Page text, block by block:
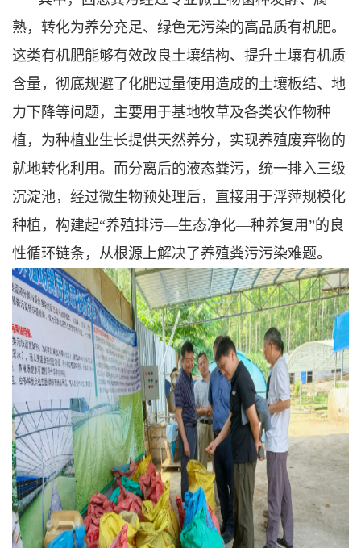
熟，转化为养分充足、绿色无污染的高品质有机肥。
这类有机肥能够有效改良土壤结构、提升土壤有机质
含量，彻底规避了化肥过量使用造成的土壤板结、地
力下降等问题，主要用于基地牧草及各类农作物种
植，为种植业生长提供天然养分，实现养殖废弃物的
就地转化利用。而分离后的液态粪污，统一排入三级
沉淀池，经过微生物预处理后，直接用于浮萍规模化
种植，构建起“养殖排污—生态净化—种养复用”的良
性循环链条，从根源上解决了养殖粪污污染难题。